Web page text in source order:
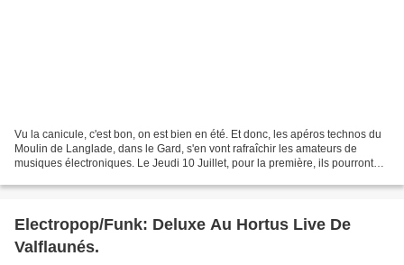
Vu la canicule, c'est bon, on est bien en été. Et donc, les apéros technos du
Moulin de Langlade, dans le Gard, s'en vont rafraîchir les amateurs de
musiques électroniques. Le Jeudi 10 Juillet, pour la première, ils pourront
Electropop/Funk: Deluxe Au Hortus Live De
Valflaunés.